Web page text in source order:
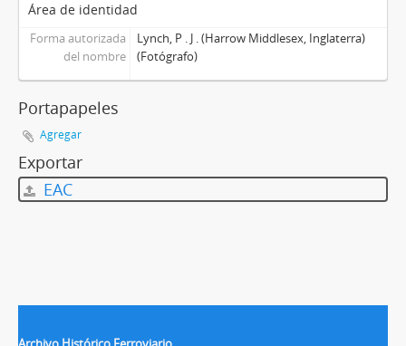
Área de identidad
Forma autorizada
del nombre
Lynch, P . J . (Harrow Middlesex, Inglaterra)
(Fotógrafo)
Portapapeles
Agregar
Exportar
EAC